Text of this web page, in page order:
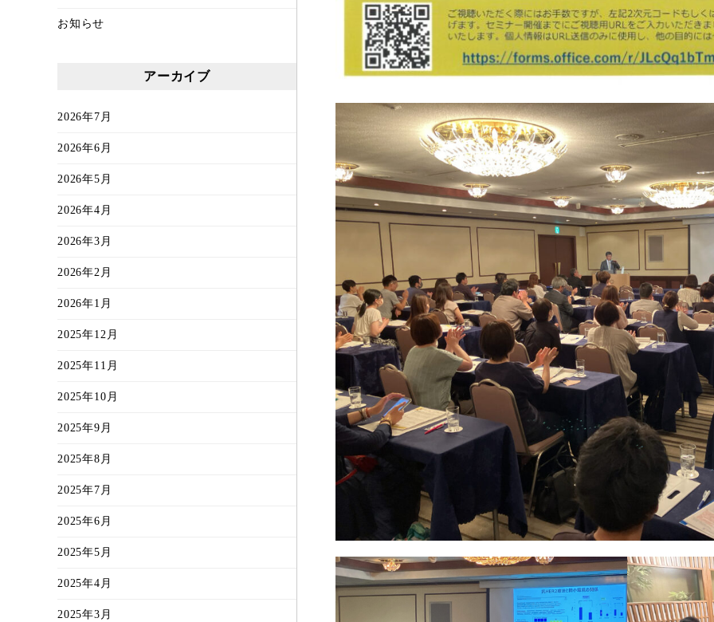
お知らせ
アーカイブ
2026年7月
2026年6月
2026年5月
2026年4月
2026年3月
2026年2月
2026年1月
2025年12月
2025年11月
2025年10月
2025年9月
2025年8月
2025年7月
2025年6月
2025年5月
2025年4月
2025年3月